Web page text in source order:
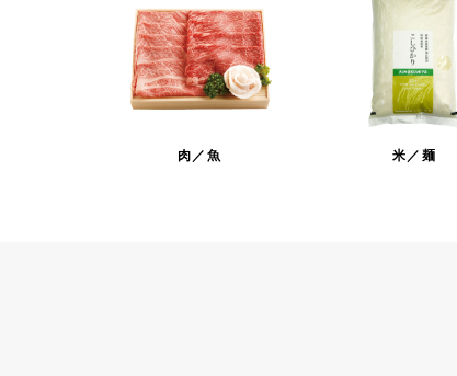
肉／魚 米／麺